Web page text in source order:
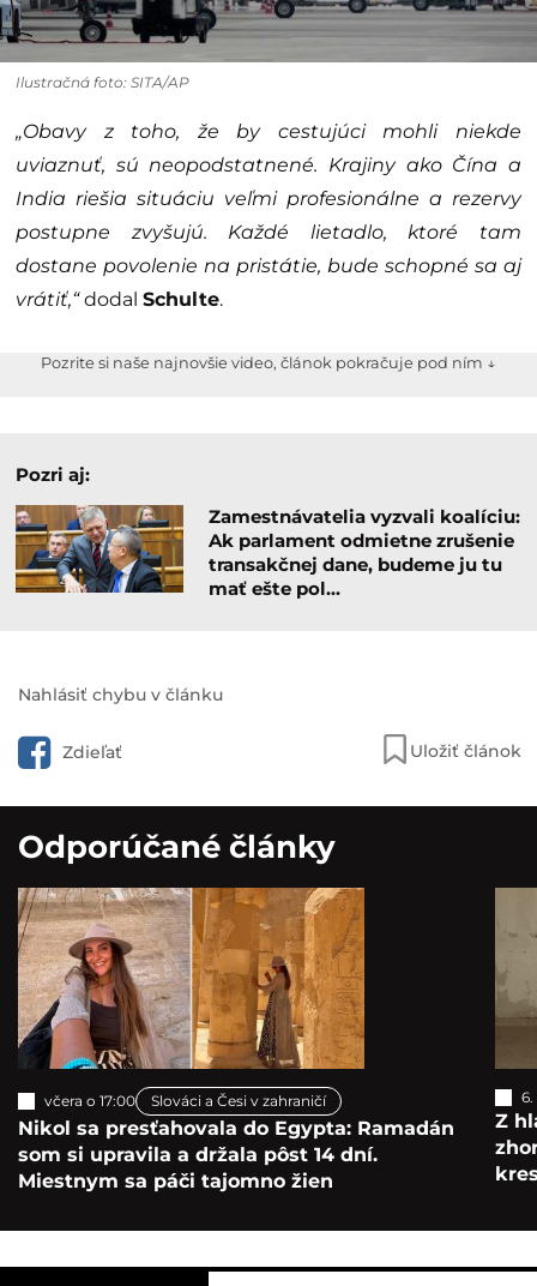
Ilustračná foto: SITA/AP
„Obavy z toho, že by cestujúci mohli niekde
uviaznuť, sú neopodstatnené. Krajiny ako Čína a
India riešia situáciu veľmi profesionálne a rezervy
postupne zvyšujú. Každé lietadlo, ktoré tam
dostane povolenie na pristátie, bude schopné sa aj
vrátiť,“dodal Schulte.
Pozrite si naše najnovšie video, článok pokračuje pod ním ↓
Pozri aj:
Zamestnávatelia vyzvali koalíciu:
Ak parlament odmietne zrušenie
transakčnej dane, budeme ju tu
mať ešte pol…
Nahlásiť chybu v článku
Zdieľať Uložiť článok
Odporúčané články
včera o 17:00 Slováci a Česi v zahraničí
Nikol sa presťahovala do Egypta: Ramadán
som si upravila a držala pôst 14 dní.
Miestnym sa páči tajomno žien
Z